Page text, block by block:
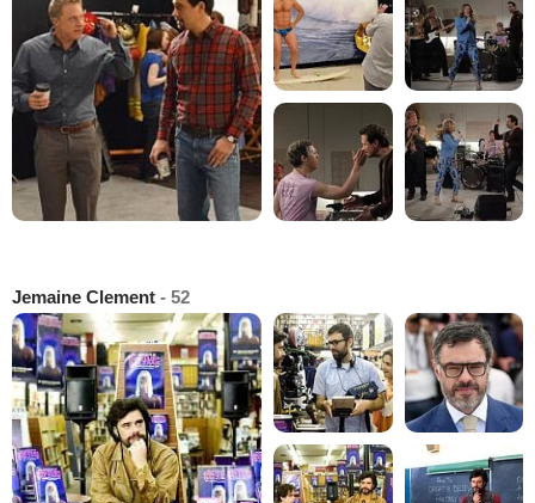
Jemaine Clement - 52